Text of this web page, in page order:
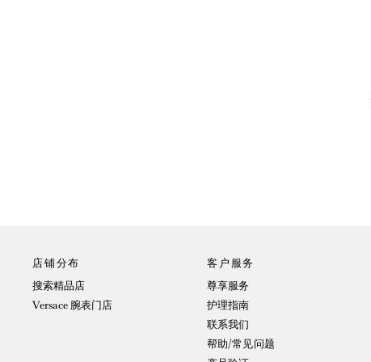
店铺分布
搜索精品店
Versace 腕表门店
客户服务
尊享服务
护理指南
联系我们
帮助/常见问题